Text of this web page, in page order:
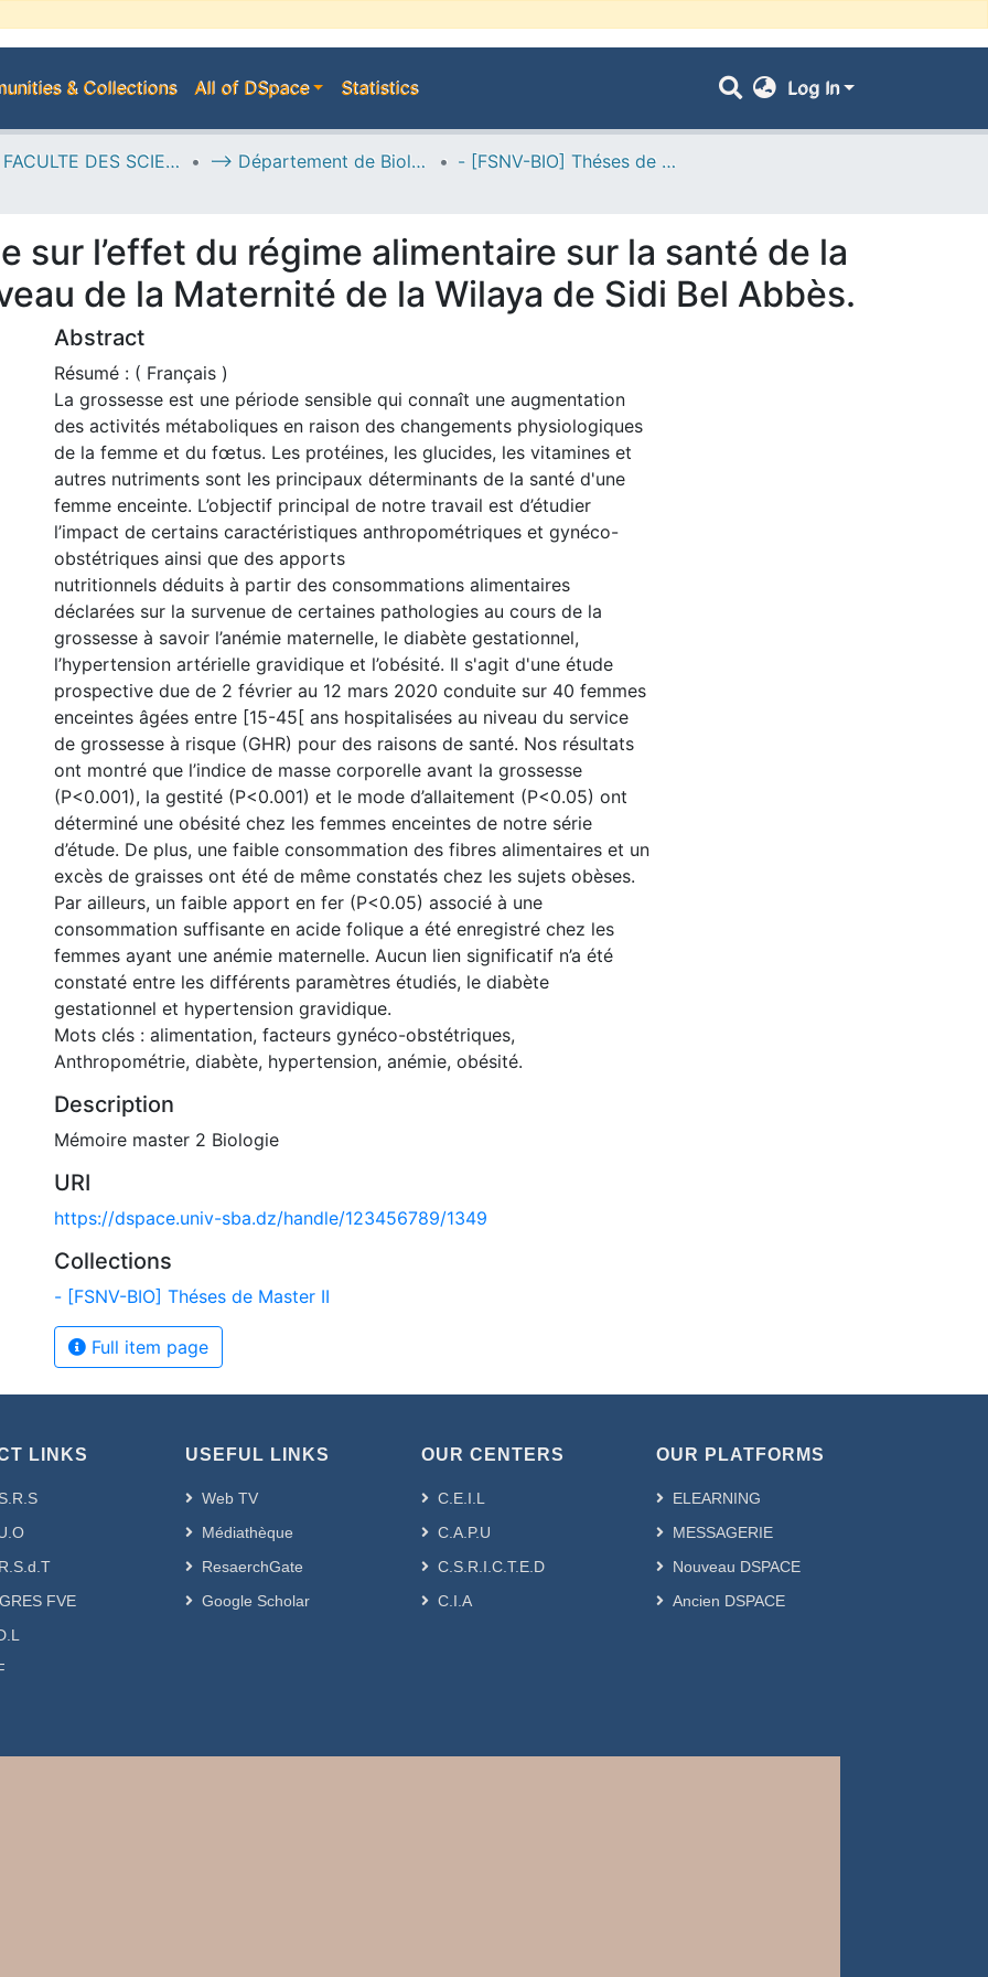
& Collections All of DSpace Statistics Log In
H--> FACULTE DES SCIENCES DE LA NATURE ET DE LA VIE --> Département de Biologie - [FSNV-BIO] Théses de Master II
sur l’effet du régime alimentaire sur la santé de la
de la Maternité de la Wilaya de Sidi Bel Abbès.
Abstract
Résumé : ( Français )
La grossesse est une période sensible qui connaît une augmentation
des activités métaboliques en raison des changements physiologiques
de la femme et du fœtus. Les protéines, les glucides, les vitamines et
autres nutriments sont les principaux déterminants de la santé d'une
femme enceinte. L’objectif principal de notre travail est d’étudier
l’impact de certains caractéristiques anthropométriques et gynéco-
obstétriques ainsi que des apports
nutritionnels déduits à partir des consommations alimentaires
déclarées sur la survenue de certaines pathologies au cours de la
grossesse à savoir l’anémie maternelle, le diabète gestationnel,
l’hypertension artérielle gravidique et l’obésité. Il s'agit d'une étude
prospective due de 2 février au 12 mars 2020 conduite sur 40 femmes
enceintes âgées entre [15-45[ ans hospitalisées au niveau du service
de grossesse à risque (GHR) pour des raisons de santé. Nos résultats
ont montré que l’indice de masse corporelle avant la grossesse
(P<0.001), la gestité (P<0.001) et le mode d’allaitement (P<0.05) ont
déterminé une obésité chez les femmes enceintes de notre série
d’étude. De plus, une faible consommation des fibres alimentaires et un
excès de graisses ont été de même constatés chez les sujets obèses.
Par ailleurs, un faible apport en fer (P<0.05) associé à une
consommation suffisante en acide folique a été enregistré chez les
femmes ayant une anémie maternelle. Aucun lien significatif n’a été
constaté entre les différents paramètres étudiés, le diabète
gestationnel et hypertension gravidique.
Mots clés : alimentation, facteurs gynéco-obstétriques,
Anthropométrie, diabète, hypertension, anémie, obésité.
Description
Mémoire master 2 Biologie
URI
https://dspace.univ-sba.dz/handle/123456789/1349
Collections
- [FSNV-BIO] Théses de Master II
Full item page
LINKS
FVE
USEFUL LINKS
Web TV
Médiathèque
ResaerchGate
Google Scholar
OUR CENTERS
C.E.I.L
C.A.P.U
C.S.R.I.C.T.E.D
C.I.A
OUR PLATFORMS
ELEARNING
MESSAGERIE
Nouveau DSPACE
Ancien DSPACE